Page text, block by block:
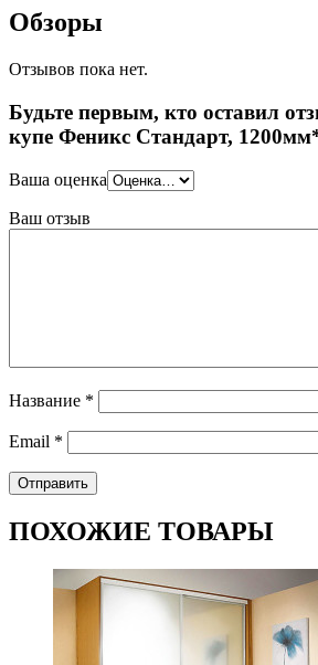
Обзоры
Отзывов пока нет.
Будьте первым, кто оставил
купе Феникс Стандарт,
Ваша оценка
Ваш отзыв
Название *
Email *
ПОХОЖИЕ ТОВАРЫ